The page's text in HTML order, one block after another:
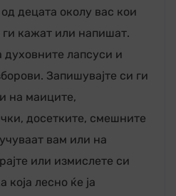
децата околу вас кои
ги кажат или напишат.
духовните лапсуси и
Запишувајте си ги
на маиците,
досетките, смешните
вам или на
или измислете си
која лесно ќе ја